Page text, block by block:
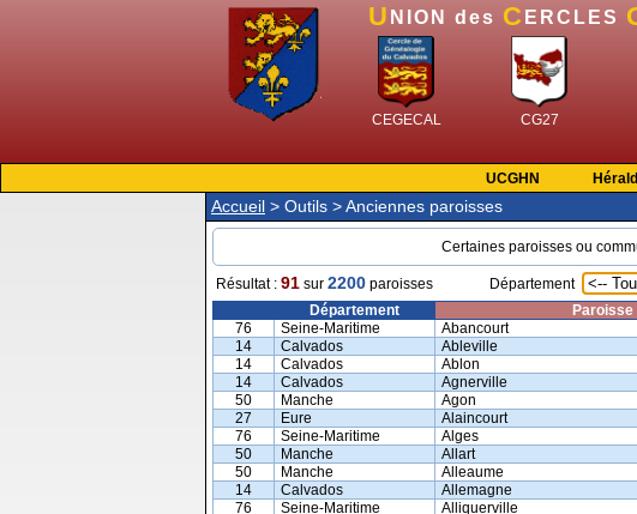
U NION des C ERCLES
CEGECAL CG27
UCGHN
Accueil > Outils > Anciennes paroisses
Certaines paroisses ou
Résultat : 91 sur 2200 paroisses Département
Département
Paroisse
76
Seine-Maritime Abancourt
14
Calvados Ableville
14
Calvados Ablon
14
Calvados Agnerville
50
Manche Agon
27
Eure Alaincourt
76
Seine-Maritime Alges
50
Manche Allart
50
Manche Alleaume
14
Calvados Allemagne
76
Seine-Maritime Alliquerville